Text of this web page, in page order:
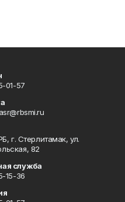
01-57
г. Стерлитамак, ул.
82
служба
15-36